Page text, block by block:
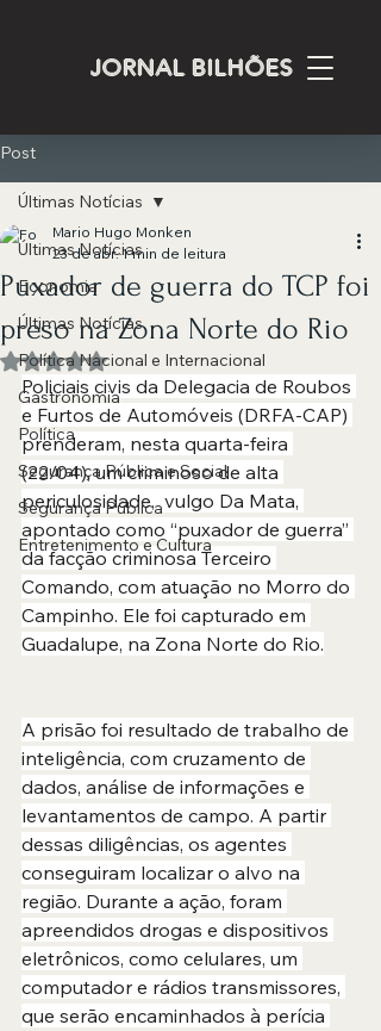
JORNAL BILHÕES
Post
Últimas Notícias
Economia
Últimas Notícias
Política Nacional e Internacional
Gastronomia
Política
Segurança Pública e Social
Segurança Pública
Entretenimento e Cultura
Últimas Notícias
Puxador de guerra do TCP foi
preso na Zona Norte do Rio
Mario Hugo Monken
23 de abr.1 min de leitura
Avaliado com NaN de 5 estrelas.
Policiais civis da Delegacia de Roubos
e Furtos de Automóveis (DRFA-CAP)
prenderam, nesta quarta-feira
(22/04), um criminoso de alta
periculosidade,  vulgo Da Mata,
apontado como “puxador de guerra”
da facção criminosa Terceiro
Comando, com atuação no Morro do
Campinho. Ele foi capturado em
Guadalupe, na Zona Norte do Rio.
A prisão foi resultado de trabalho de
inteligência, com cruzamento de
dados, análise de informações e
levantamentos de campo. A partir
dessas diligências, os agentes
conseguiram localizar o alvo na
região. Durante a ação, foram
apreendidos drogas e dispositivos
eletrônicos, como celulares, um
computador e rádios transmissores,
que serão encaminhados à perícia